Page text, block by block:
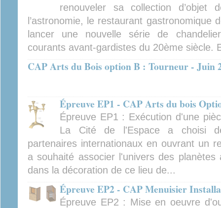
renouveler sa collection d’objet
l’astronomie, le restaurant gastronomique
lancer une nouvelle série de
courants avant-gardistes du 20ème siècle.
CAP Arts du Bois option B : Tourneur - Juin
Épreuve EP1 - CAP Arts du bois
Épreuve EP1 : Exécution d'une
La Cité de l'Espace a choisi
partenaires internationaux en ouvrant un
a souhaité associer l'univers des
dans la décoration de ce lieu de...
Épreuve EP2 - CAP Menuisier
Épreuve EP2 : Mise en oeuvre